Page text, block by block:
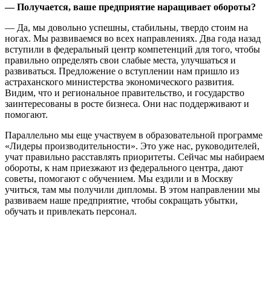
— Получается, ваше предприятие наращивает обороты?
— Да, мы довольно успешны, стабильны, твердо стоим на
ногах. Мы развиваемся во всех направлениях. Два года назад
вступили в федеральный центр компетенций для того, чтобы
правильно определять свои слабые места, улучшаться и
развиваться. Предложение о вступлении нам пришло из
астраханского министерства экономического развития.
Видим, что и региональное правительство, и государство
заинтересованы в росте бизнеса. Они нас поддерживают и
помогают.
Параллельно мы еще участвуем в образовательной программе
«Лидеры производительности». Это уже нас, руководителей,
учат правильно расставлять приоритеты. Сейчас мы набираем
обороты, к нам приезжают из федерального центра, дают
советы, помогают с обучением. Мы ездили и в Москву
учиться, там мы получили дипломы. В этом направлении мы
развиваем наше предприятие, чтобы сокращать убытки,
обучать и привлекать персонал.